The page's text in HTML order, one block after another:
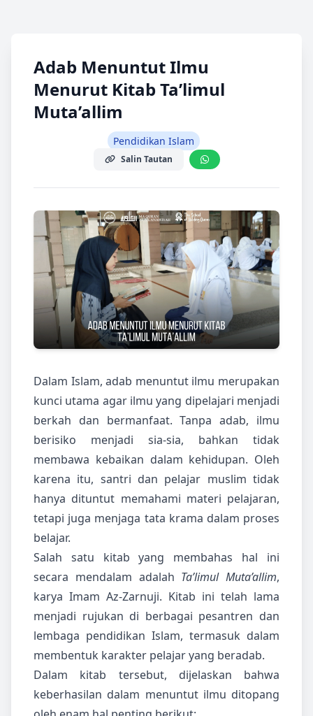
Adab Menuntut Ilmu
Menurut Kitab Ta’limul
Muta’allim
Pendidikan Islam
Salin Tautan
Dalam Islam, adab menuntut ilmu merupakan
kunci utama agar ilmu yang dipelajari menjadi
berkah dan bermanfaat. Tanpa adab, ilmu
berisiko menjadi sia-sia, bahkan tidak
membawa kebaikan dalam kehidupan. Oleh
karena itu, santri dan pelajar muslim tidak
hanya dituntut memahami materi pelajaran,
tetapi juga menjaga tata krama dalam proses
belajar.
Salah satu kitab yang membahas hal ini
secara mendalam adalah Ta’limul Muta’allim,
karya Imam Az-Zarnuji. Kitab ini telah lama
menjadi rujukan di berbagai pesantren dan
lembaga pendidikan Islam, termasuk dalam
membentuk karakter pelajar yang beradab.
Dalam kitab tersebut, dijelaskan bahwa
keberhasilan dalam menuntut ilmu ditopang